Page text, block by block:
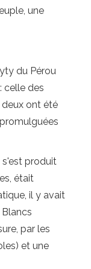
une
du Pérou
celle des
deux ont été
produit
était
il y avait
par les
et une